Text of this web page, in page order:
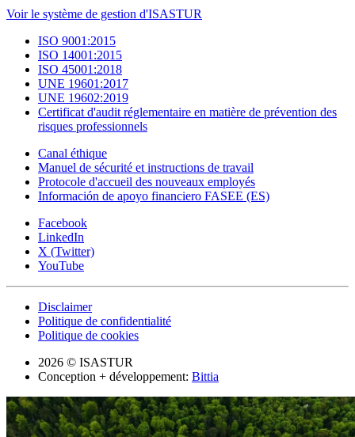
Voir le système de gestion d'ISASTUR
ISO 9001:2015
ISO 14001:2015
ISO 45001:2018
UNE 19601:2017
UNE 19602:2019
Certificat d'audit réglementaire en matière de prévention des
risques professionnels
Canal éthique
Manuel de sécurité et instructions de travail
Protocole d'accueil des nouveaux employés
Información de apoyo financiero FASEE (ES)
Facebook
LinkedIn
X (Twitter)
YouTube
Disclaimer
Politique de confidentialité
Politique de cookies
2026 © ISASTUR
Conception + développement: Bittia